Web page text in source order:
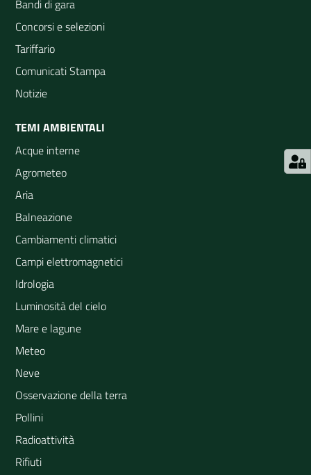
Bandi di gara
Concorsi e selezioni
Tariffario
Comunicati Stampa
Notizie
TEMI AMBIENTALI
Acque interne
Agrometeo
Aria
Balneazione
Cambiamenti climatici
Campi elettromagnetici
Idrologia
Luminosità del cielo
Mare e lagune
Meteo
Neve
Osservazione della terra
Pollini
Radioattività
Rifiuti